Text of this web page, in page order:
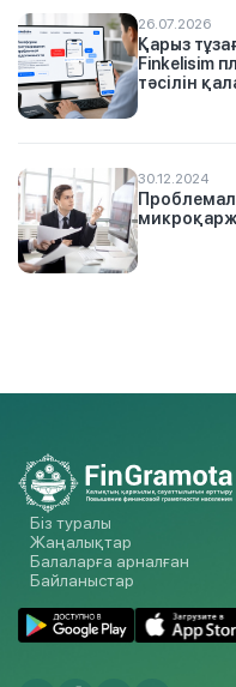
26.07.2026
Қарыз
Finkelisim
тәсілін
30.12.2024
Біз туралы
Жаңалықтар
Балаларға арналған
Байланыстар